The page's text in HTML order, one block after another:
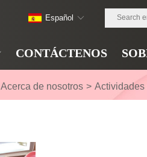
CONTÁCTENOS
Español
Acerca de nosotros > Actividades